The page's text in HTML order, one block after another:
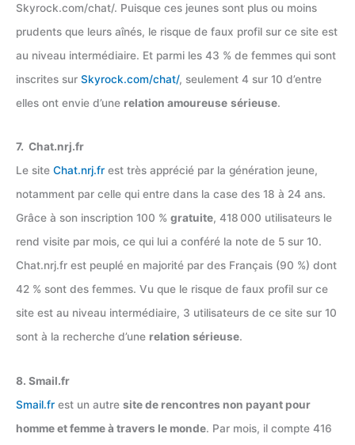
Skyrock.com/chat/. Puisque ces jeunes sont plus ou moins
prudents que leurs aînés, le risque de faux profil sur ce site est
au niveau intermédiaire. Et parmi les 43 % de femmes qui sont
inscrites sur Skyrock.com/chat/, seulement 4 sur 10 d’entre
elles ont envie d’une relation amoureuse sérieuse.
7. Chat.nrj.fr
Le site Chat.nrj.fr est très apprécié par la génération jeune,
notamment par celle qui entre dans la case des 18 à 24 ans.
Grâce à son inscription 100 % gratuite, 418 000 utilisateurs le
rend visite par mois, ce qui lui a conféré la note de 5 sur 10.
Chat.nrj.fr est peuplé en majorité par des Français (90 %) dont
42 % sont des femmes. Vu que le risque de faux profil sur ce
site est au niveau intermédiaire, 3 utilisateurs de ce site sur 10
sont à la recherche d’une relation sérieuse.
8. Smail.fr
Smail.fr est un autre site de rencontres non payant pour
homme et femme à travers le monde. Par mois, il compte 416